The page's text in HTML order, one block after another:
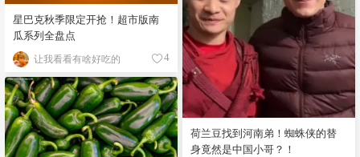
星巴克秋季限定开抢！超市版南
瓜系列全盘点
让我看看有啥好吃的 4
荷兰豆找到河南弟！蜘蛛侠的替
身竟然是中国小哥？！